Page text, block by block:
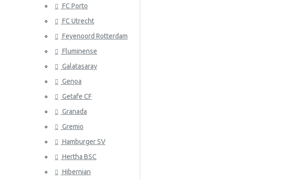
Espanja
Ruotsi
Tunisia
Turkki
Ukraina
Venezuela
FC Porto
FC Utrecht
Feyenoord Rotterdam
Fluminense
Galatasaray
Genoa
Getafe CF
Granada
Gremio
Hamburger SV
Hertha BSC
Hibernian